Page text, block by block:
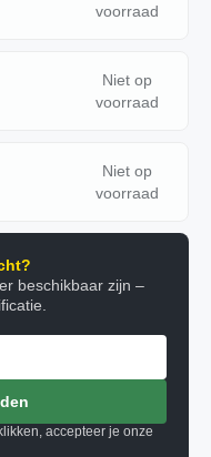
voorraad
Niet op
voorraad
Niet op
voorraad
beschikbaar zijn –
accepteer je onze